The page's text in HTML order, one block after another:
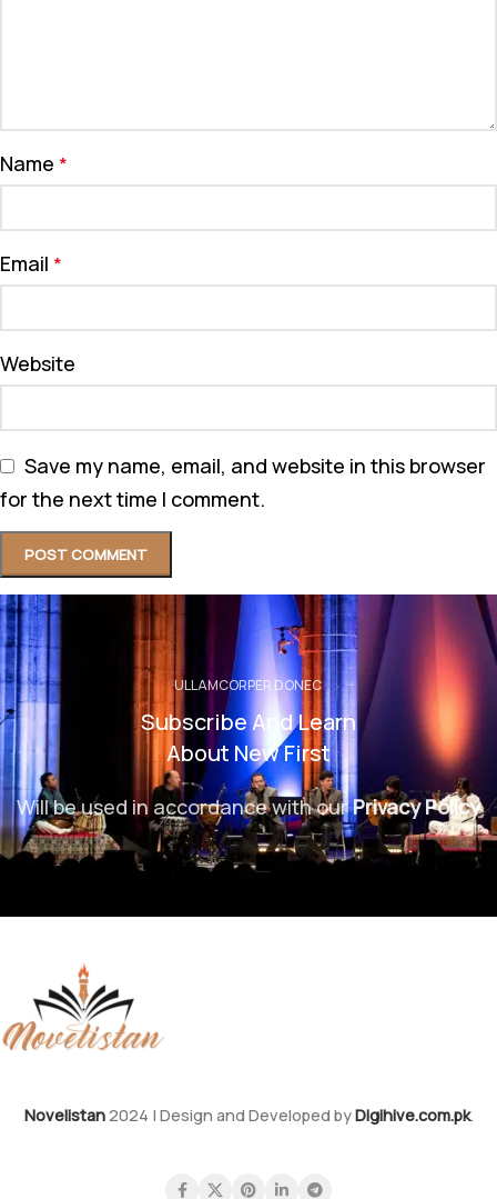
Name *
Email *
Website
Save my name, email, and website in this browser
for the next time I comment.
ULLAMCORPER DONEC
Subscribe And Learn
About New First
Will be used in accordance with ourPrivacy Policy
Novelistan2024 | Design and Developed byDigihive.com.pk.